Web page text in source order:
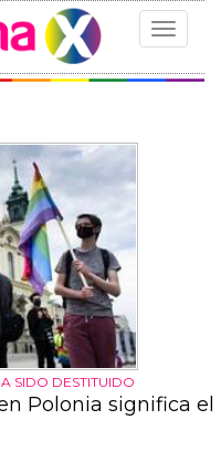
Toggle
SIDO DESTITUIDO
Polonia significa el